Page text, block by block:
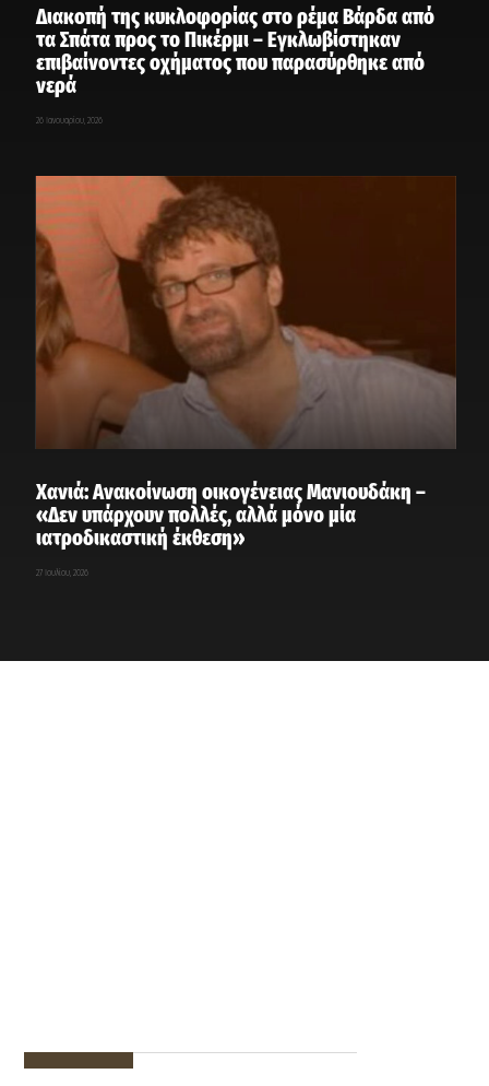
Διακοπή της κυκλοφορίας στο ρέμα Βάρδα από
τα Σπάτα προς το Πικέρμι – Εγκλωβίστηκαν
επιβαίνοντες οχήματος που παρασύρθηκε από
νερά
26 Ιανουαρίου, 2026
Χανιά: Ανακοίνωση οικογένειας Μανιουδάκη –
«Δεν υπάρχουν πολλές, αλλά μόνο μία
ιατροδικαστική έκθεση»
27 Ιουλίου, 2026